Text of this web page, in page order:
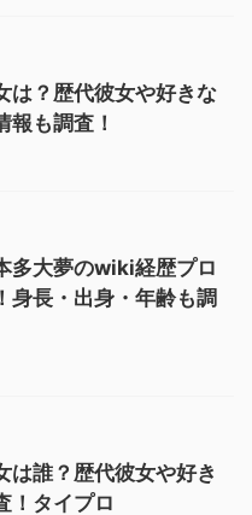
は？歴代彼女や好きな
報も調査！
多大夢のwiki経歴プロ
身長・出身・年齢も調
は誰？歴代彼女や好き
！タイプロ